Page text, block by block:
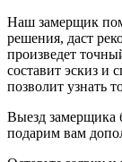
Наш замерщик
решения, даст
произведет
составит эскиз и
позволит узнать
Выезд замерщика
подарим вам